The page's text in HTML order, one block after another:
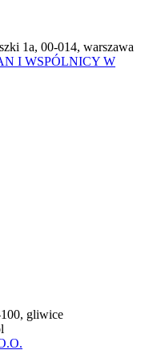
1a, 00-014, warszawa
I WSPÓLNICY W
gliwice